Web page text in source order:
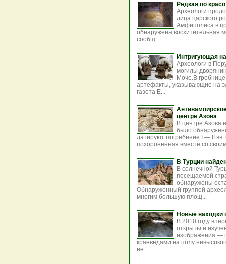
Редкая по
Археологи
лица царского
Амфиполиса в
обнаружена восхитительная
сообщ...
Интригующая
Археологи в
могилы
Моче.В
артефакты, указывающие на
газета E...
центре Азова
В центре Азова
было
датируют погребение I — II
похороненная вместе со
В Турции
В солнечной
посещаемой
обнаружены
Обнаруженный группой
многим большую площ...
Новые находки
В 2010 году
открыты и
изображения —
краеведами на полу
не...